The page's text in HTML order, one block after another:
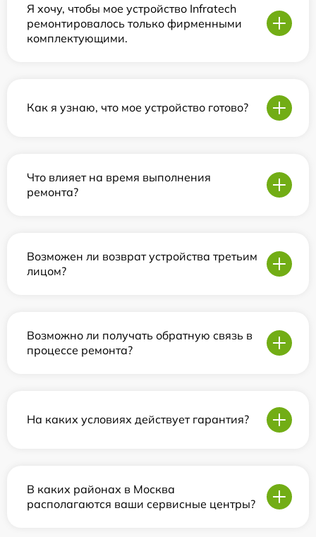
Я хочу, чтобы мое устройство Infratech
ремонтировалось только фирменными
комплектующими.
Как я узнаю, что мое устройство готово?
Что влияет на время выполнения
ремонта?
Возможен ли возврат устройства третьим
лицом?
Возможно ли получать обратную связь в
процессе ремонта?
На каких условиях действует гарантия?
В каких районах в Москва
располагаются ваши сервисные центры?